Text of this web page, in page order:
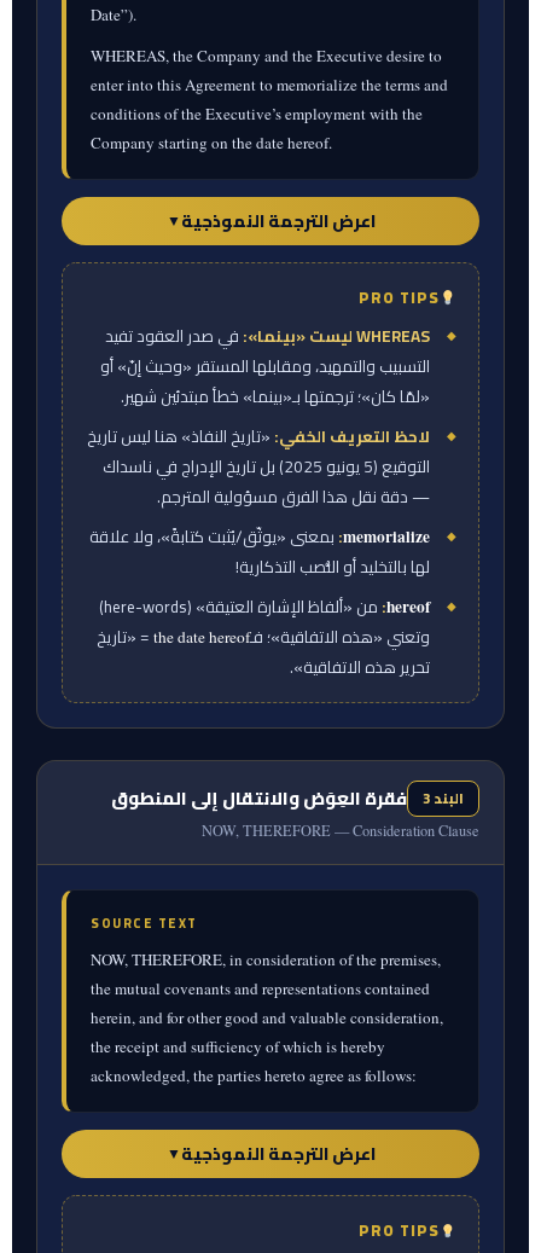
Date”).
WHEREAS, the Company and the Executive desire to
enter into this Agreement to memorialize the terms and
conditions of the Executive’s employment with the
Company starting on the date hereof.
اعرض الترجمة النموذجية▼
ورقة المترجم — الترجمة النموذجية
وحيث إنّ المدير التنفيذي سيتولى منصب الرئيس
التنفيذي للشركة اعتبارًا من تاريخ إدراج الشركة في
سوق ناسداك للأوراق المالية («تاريخ النفاذ»)؛
وحيث إنّ الشركة والمدير التنفيذي يرغبان في إبرام
هذه الاتفاقية لتوثيق أحكام وشروط عمل المدير
التنفيذي لدى الشركة اعتبارًا من تاريخ تحريرها؛
PRO TIPS
WHEREAS ليست «بينما»:
في صدر العقود تفيد
التسبيب والتمهيد، ومقابلها المستقر «وحيث إنّ» أو
«لمّا كان»؛ ترجمتها بـ«بينما» خطأ مبتدئين شهير.
لاحظ التعريف الخفي: «تاريخ النفاذ» هنا ليس تاريخ
التوقيع (5 يونيو 2025) بل تاريخ الإدراج في ناسداك
— دقة نقل هذا الفرق مسؤولية المترجم.
memorialize
: بمعنى «يوثّق/يُثبت كتابةً»، ولا علاقة
لها بالتخليد أو النُّصب التذكارية!
hereof
:
من «ألفاظ الإشارة العتيقة» (here-words)
وتعني «هذه الاتفاقية»؛ فـthe date hereof = «تاريخ
تحرير هذه الاتفاقية».
البند 3 فقرة العِوَض والانتقال إلى المنطوق
NOW, THEREFORE — Consideration Clause
SOURCE TEXT
NOW, THEREFORE, in consideration of the premises,
the mutual covenants and representations contained
herein, and for other good and valuable consideration,
the receipt and sufficiency of which is hereby
acknowledged, the parties hereto agree as follows:
اعرض الترجمة النموذجية▼
ورقة المترجم — الترجمة النموذجية
PRO TIPS